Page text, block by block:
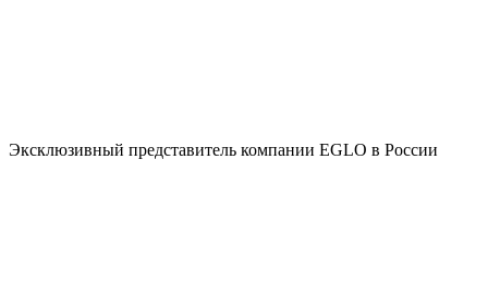
Эксклюзивный представитель компании EGLO в России